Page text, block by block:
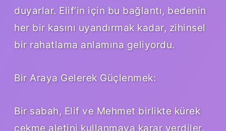
duyarlar. Elif’in için bu bağlantı, bedenin
her bir kasını uyandırmak kadar, zihinsel
bir rahatlama anlamına geliyordu.
Bir Araya Gelerek Güçlenmek:
Bir sabah, Elif ve Mehmet birlikte kürek
çekme aletini kullanmaya karar verdiler.